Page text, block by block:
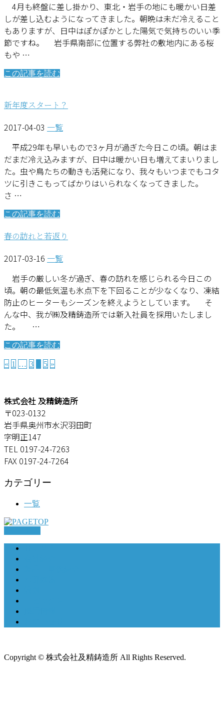
4月も終盤に差し掛かり、東北・岩手の地にも暖かい日差
しが差し込むようになってきました。朝晩は未だ冷えること
もありますが、日中はぽかぽかとした陽気で気持ちのいい季
節ですね。 岩手県南部に位置する弊社の敷地内にある桜
もや …
この記事を読む
新年度スタート？
2017-04-03 一覧
平成29年も早いもので3ヶ月が過ぎた今日この頃。朝はま
だまだ冷え込みますが、日中は暖かい日も増えてまいりまし
た。虫や鳥たちの動きも活発になり、我々もいつまでもコタ
ツに引きこもってばかりはいられなくなってきました。
さ …
この記事を読む
春の訪れと若返り
2017-03-16 一覧
岩手の厳しい冬が過ぎ、春の訪れを感じられる今日この
頃。朝の最低気温も氷点下を下回ることが少なくなり、凍結
防止のヒーターもシーズンを終えようとしています。 そ
んな中、我が㈱及精鋳造所では新入社員を採用いたしまし
た。 …
この記事を読む
« 1 … 3 5 »
株式会社 及精鋳造所
〒023-0132
岩手県奥州市水沢羽田町
字明正147
TEL 0197-24-7263
FAX 0197-24-7264
カテゴリー
一覧
Copyright © 株式会社及精鋳造所 All Rights Reserved.